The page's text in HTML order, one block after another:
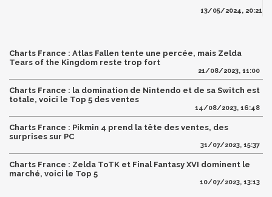
13/05/2024, 20:21
Charts France : Atlas Fallen tente une percée, mais Zelda
Tears of the Kingdom reste trop fort
21/08/2023, 11:00
Charts France : la domination de Nintendo et de sa Switch est
totale, voici le Top 5 des ventes
14/08/2023, 16:48
Charts France : Pikmin 4 prend la tête des ventes, des
surprises sur PC
31/07/2023, 15:37
Charts France : Zelda ToTK et Final Fantasy XVI dominent le
marché, voici le Top 5
10/07/2023, 13:13